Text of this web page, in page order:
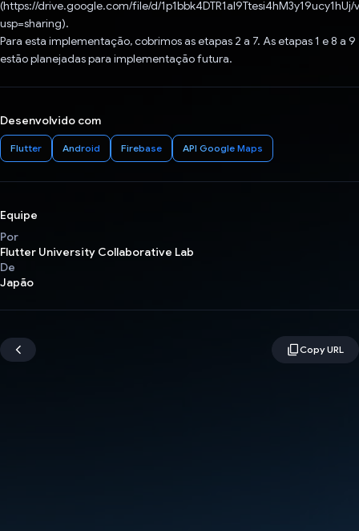
(https://drive.google.com/file/d/1p1bbk4DTR1al9Ttesi4hM3y19ucy1hUj/
usp=sharing).
Para esta implementação, cobrimos as etapas 2 a 7. As etapas 1 e 8 a 9
estão planejadas para implementação futura.
Desenvolvido com
Flutter Android Firebase API Google Maps
Equipe
Por
Flutter University Collaborative Lab
De
Japão